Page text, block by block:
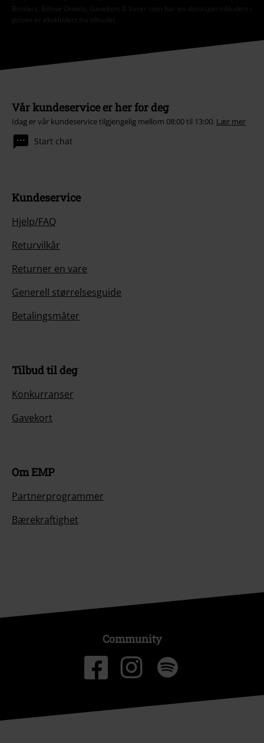
Broilers, Böhse Onkelz, Gavekort & Varer som har en donasjon inkludert i
prisen er ekskludert fra tilbudet.
Vår kundeservice er her for deg
Idag er vår kundeservice tilgjengelig mellom 08:00 til 13:00. Lær mer
Start chat
Kundeservice
Hjelp/FAQ
Returvilkår
Returner en vare
Generell størrelsesguide
Betalingsmåter
Tilbud til deg
Konkurranser
Gavekort
Om EMP
Partnerprogrammer
Bærekraftighet
Community